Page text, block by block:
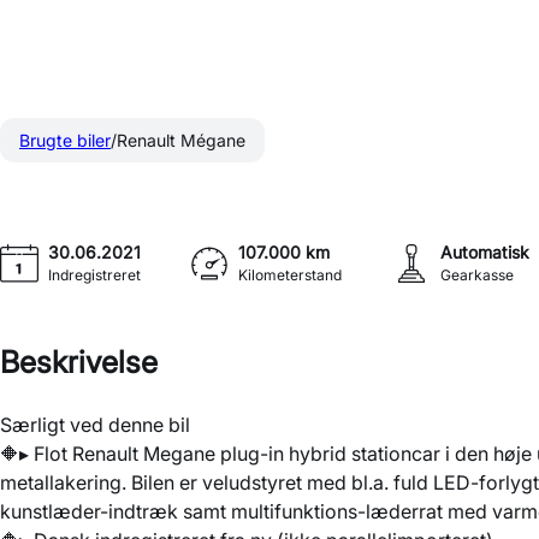
Sport Tourer 1,6 E-TECH Plugin-hybrid Intens 160HK Stc
Brugte biler Renault Mégane
Indregistreret
30.06.2021
Kilometerstand
107.000 km
Gearkasse
Automatisk
Beskrivelse
Særligt ved denne bil
🔶▸ Flot Renault Megane plug-in hybrid stationcar i den
metallakering. Bilen er veludstyret med bl.a. fuld LED-
kunstlæder-indtræk samt multifunktions-læderrat med